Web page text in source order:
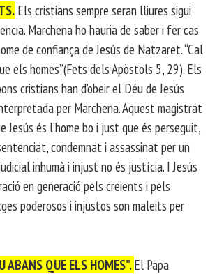
Els cristians sempre seran lliures sigui
Marchena ho hauria de saber i fer cas
de confiança de Jesús de Natzaret. “Cal
els homes”(Fets dels Apòstols 5, 29). Els
cristians han d’obeir el Déu de Jesús
per Marchena. Aquest magistrat
Jesús és l’home bo i just que és perseguit,
condemnat i assassinat per un
inhumà i injust no és justícia. I Jesús
en generació pels creients i pels
poderosos i injustos son maleits per
ABANS QUE ELS HOMES”.El Papa